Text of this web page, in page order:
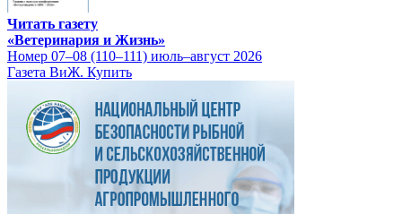
Читать газету
«Ветеринария и Жизнь»
Номер 07–08 (110–111) июль–август 2026
Газета ВиЖ. Купить